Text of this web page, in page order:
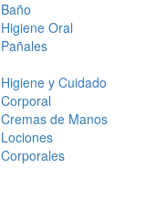
Baño
Higiene Oral
Pañales
Higiene y Cuidado
Corporal
Cremas de Manos
Lociones
Corporales